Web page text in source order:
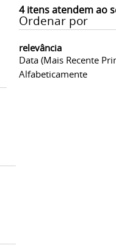
4itens atendem ao
Ordenar por
relevância
Data (mais Recente
Alfabeticamente